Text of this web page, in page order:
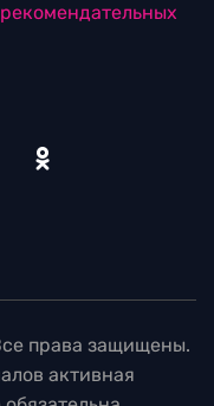
права защищены.
активная